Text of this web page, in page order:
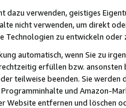
dazu verwenden, geistiges
nicht verwenden, um direkt
Technologien zu entwickeln
automatisch, wenn Sie zu
erfüllen bzw. ansonsten
teilweise beenden. Sie werden
und Amazon-
Website entfernen und löschen